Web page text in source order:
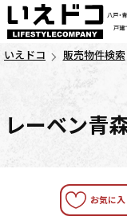
いえドコ 販売物件検索
レーベン青
お気に